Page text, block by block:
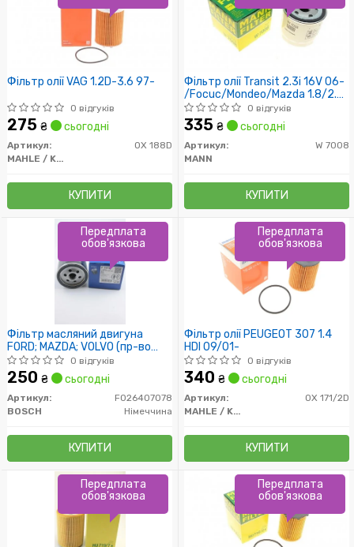
Фільтр олії VAG 1.2D-3.6 97-
0 відгуків
275 ₴ сьогодні
Артикул:
OX 188D
MAHLE / KNECHT
КУПИТИ
Фільтр олії Transit 2.3i 16V 06-
/Focuc/Mondeo/Mazda 1.8/2.0
00-
0 відгуків
335 ₴ сьогодні
Артикул:
W 7008
MANN
КУПИТИ
Фільтр масляний двигуна
FORD; MAZDA; VOLVO (пр-во
Bosch)
0 відгуків
250 ₴ сьогодні
Артикул:
F026407078
BOSCH
Німеччина
КУПИТИ
Передплата
обов'язкова
Фільтр олії PEUGEOT 307 1.4
HDI 09/01-
0 відгуків
340 ₴ сьогодні
Артикул:
OX 171/2D
MAHLE / KNECHT
КУПИТИ
Передплата
обов'язкова
Передплата
обов'язкова
Передплата
обов'язкова